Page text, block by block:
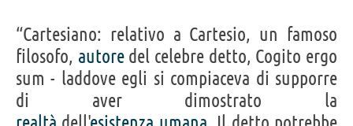
“Cartesiano: relativo a Cartesio, un famoso
filosofo, autoredel celebre detto, Cogito ergo
sum - laddove egli si compiaceva di supporre
di aver dimostrato la